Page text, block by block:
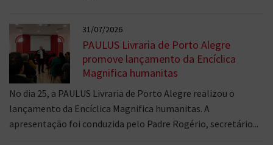
31/07/2026
PAULUS Livraria de Porto Alegre
promove lançamento da Encíclica
Magnifica humanitas
No dia 25, a PAULUS Livraria de Porto Alegre realizou o
lançamento da Encíclica Magnifica humanitas. A
apresentação foi conduzida pelo Padre Rogério, secretário...